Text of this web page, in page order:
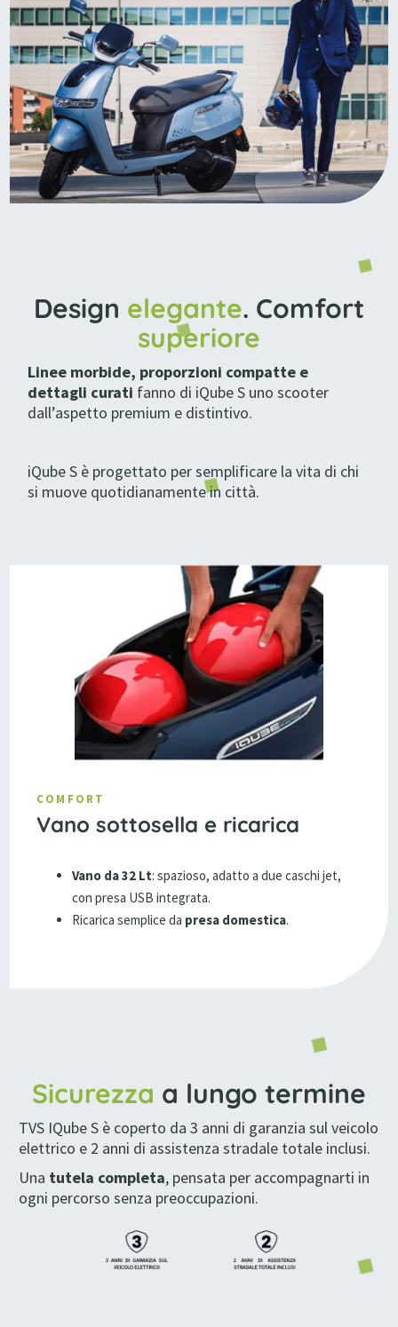
Design elegante. Comfort
superiore
Linee morbide, proporzioni compatte e
dettagli curati fanno di iQube S uno scooter
dall’aspetto premium e distintivo.
iQube S è progettato per semplificare la vita di chi
si muove quotidianamente in città.
Vano sottosella e ricarica
COMFORT
Vano da 32 Lt: spazioso, adatto a due caschi jet,
con presa USB integrata.
Ricarica semplice da presa domestica.
Sicurezza a lungo termine
TVS IQube S è coperto da 3 anni di garanzia sul veicolo
elettrico e 2 anni di assistenza stradale totale inclusi.
Una tutela completa, pensata per accompagnarti in
ogni percorso senza preoccupazioni.